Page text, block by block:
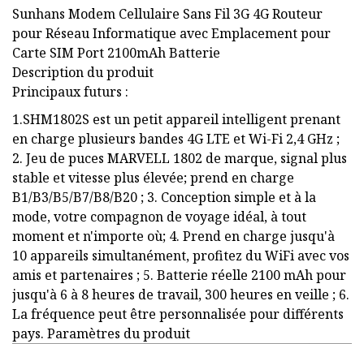
Sunhans Modem Cellulaire Sans Fil 3G 4G Routeur
pour Réseau Informatique avec Emplacement pour
Carte SIM Port 2100mAh Batterie
Description du produit
Principaux futurs :
1.SHM1802S est un petit appareil intelligent prenant
en charge plusieurs bandes 4G LTE et Wi-Fi 2,4 GHz ;
2. Jeu de puces MARVELL 1802 de marque, signal plus
stable et vitesse plus élevée; prend en charge
B1/B3/B5/B7/B8/B20 ; 3. Conception simple et à la
mode, votre compagnon de voyage idéal, à tout
moment et n'importe où; 4. Prend en charge jusqu'à
10 appareils simultanément, profitez du WiFi avec vos
amis et partenaires ; 5. Batterie réelle 2100 mAh pour
jusqu'à 6 à 8 heures de travail, 300 heures en veille ; 6.
La fréquence peut être personnalisée pour différents
pays. Paramètres du produit